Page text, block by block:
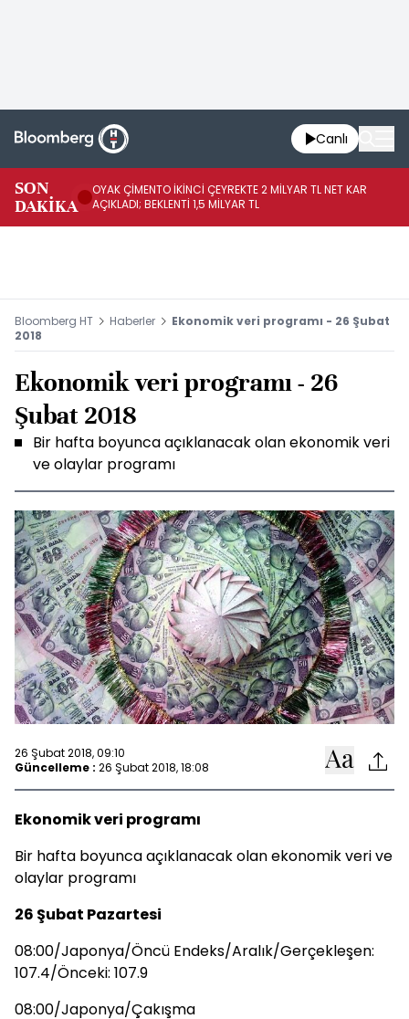
Canlı
SON
DAKİKA
OYAK ÇİMENTO İKİNCİ ÇEYREKTE 2 MİLYAR TL NET KAR
AÇIKLADI; BEKLENTİ 1,5 MİLYAR TL
Bloomberg HT Haberler
Ekonomik veri programı - 26 Şubat
2018
Ekonomik veri programı - 26
Şubat 2018
Bir hafta boyunca açıklanacak olan ekonomik veri
ve olaylar programı
26 Şubat 2018, 09:10
Güncelleme : 26 Şubat 2018, 18:08
Ekonomik veri programı
Bir hafta boyunca açıklanacak olan ekonomik veri ve
olaylar programı
26 Şubat Pazartesi
08:00/Japonya/Öncü Endeks/Aralık/Gerçekleşen:
107.4/Önceki: 107.9
08:00/Japonya/Çakışma